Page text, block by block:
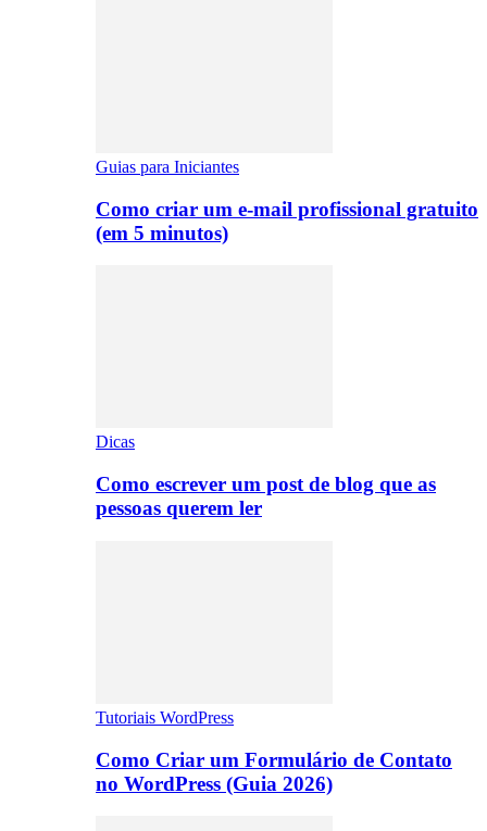
Guias para Iniciantes
Como criar um e-mail profissional gratuito
(em 5 minutos)
Dicas
Como escrever um post de blog que as
pessoas querem ler
Tutoriais WordPress
Como Criar um Formulário de Contato
no WordPress (Guia 2026)